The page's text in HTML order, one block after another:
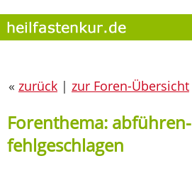
« zurück | zur Foren-Übersicht
Forenthema: abführen-
fehlgeschlagen